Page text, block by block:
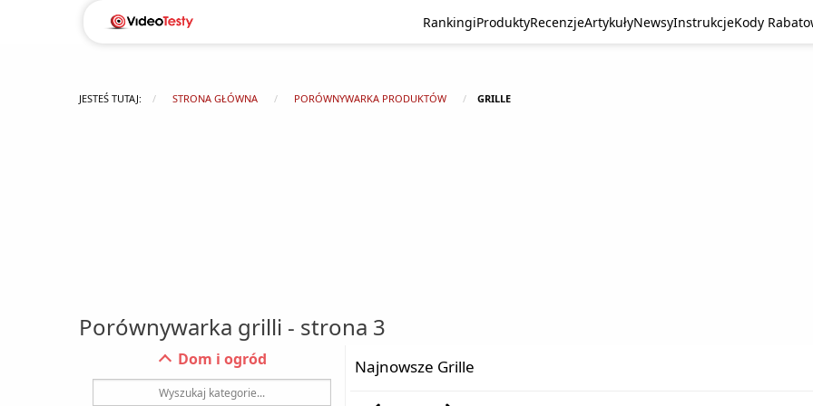
RankingiProduktyRecenzjeArtykułyNewsyInstrukcjeKody
JESTEŚ TUTAJ: STRONA GŁÓWNA PORÓWNYWARKA PRODUKTÓW GRILLE
Porównywarka grilli - strona 3
Dom i ogród Najnowsze Grille